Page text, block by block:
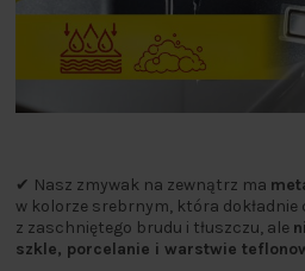
✔ Nasz zmywak na zewnątrz ma
w kolorze srebrnym, która dokładnie
z zaschniętego brudu i tłuszczu, ale
szkle, porcelanie i warstwie